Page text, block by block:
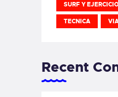
SURF Y
TECNICA
Recent